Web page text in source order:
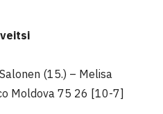
(15.) – Melisa
Moldova 75 26 [10-7]